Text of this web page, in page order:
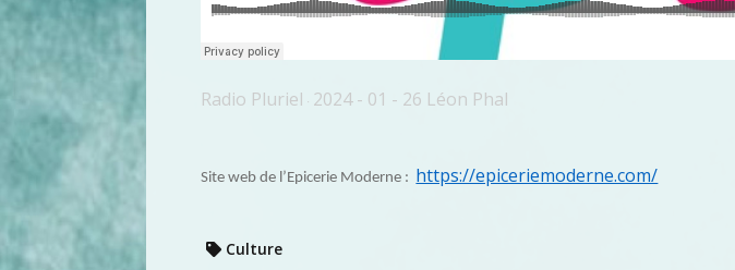
Radio Pluriel · 2024 - 01 - 26 Léon Phal
Site web de l’Epicerie Moderne : https://epiceriemoderne.com/
Culture